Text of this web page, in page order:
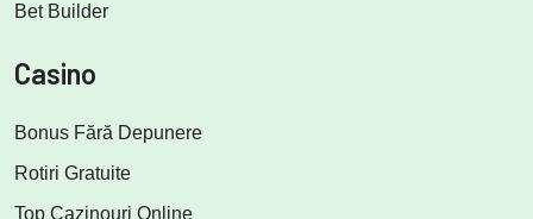
Bet Builder
Casino
Bonus Fără Depunere
Rotiri Gratuite
Top Cazinouri Online